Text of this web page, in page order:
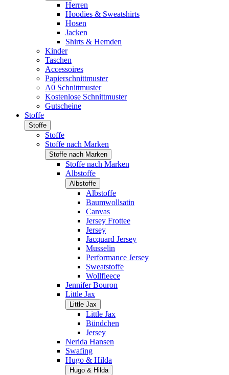
Herren
Hoodies & Sweatshirts
Hosen
Jacken
Shirts & Hemden
Kinder
Taschen
Accessoires
Papierschnittmuster
A0 Schnittmuster
Kostenlose Schnittmuster
Gutscheine
Stoffe
Stoffe
Stoffe
Stoffe nach Marken
Stoffe nach Marken
Stoffe nach Marken
Albstoffe
Albstoffe
Albstoffe
Baumwollsatin
Canvas
Jersey Frottee
Jersey
Jacquard Jersey
Musselin
Performance Jersey
Sweatstoffe
Wollfleece
Jennifer Bouron
Little Jax
Little Jax
Little Jax
Bündchen
Jersey
Nerida Hansen
Swafing
Hugo & Hilda
Hugo & Hilda